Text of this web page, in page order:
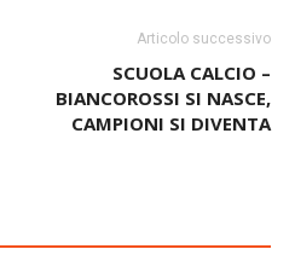
Articolo successivo
SCUOLA CALCIO –
BIANCOROSSI SI NASCE,
CAMPIONI SI DIVENTA